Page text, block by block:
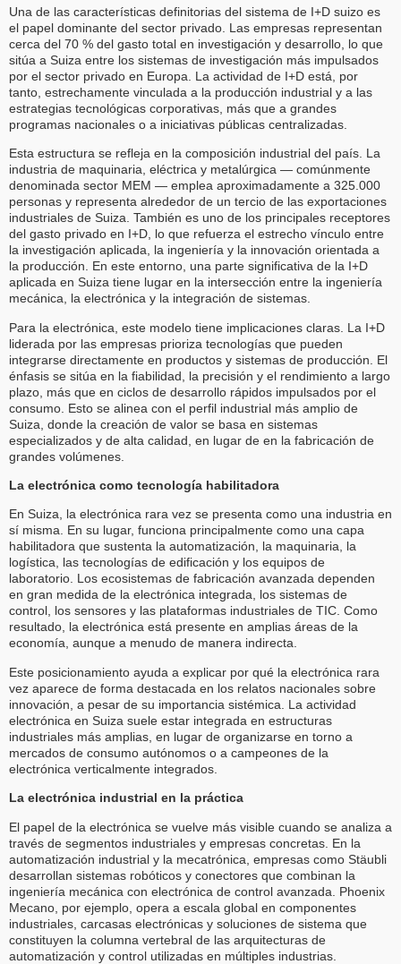
Una de las características definitorias del sistema de I+D suizo es
el papel dominante del sector privado. Las empresas representan
cerca del 70 % del gasto total en investigación y desarrollo, lo que
sitúa a Suiza entre los sistemas de investigación más impulsados
por el sector privado en Europa. La actividad de I+D está, por
tanto, estrechamente vinculada a la producción industrial y a las
estrategias tecnológicas corporativas, más que a grandes
programas nacionales o a iniciativas públicas centralizadas.
Esta estructura se refleja en la composición industrial del país. La
industria de maquinaria, eléctrica y metalúrgica — comúnmente
denominada sector MEM — emplea aproximadamente a 325.000
personas y representa alrededor de un tercio de las exportaciones
industriales de Suiza. También es uno de los principales receptores
del gasto privado en I+D, lo que refuerza el estrecho vínculo entre
la investigación aplicada, la ingeniería y la innovación orientada a
la producción. En este entorno, una parte significativa de la I+D
aplicada en Suiza tiene lugar en la intersección entre la ingeniería
mecánica, la electrónica y la integración de sistemas.
Para la electrónica, este modelo tiene implicaciones claras. La I+D
liderada por las empresas prioriza tecnologías que pueden
integrarse directamente en productos y sistemas de producción. El
énfasis se sitúa en la fiabilidad, la precisión y el rendimiento a largo
plazo, más que en ciclos de desarrollo rápidos impulsados por el
consumo. Esto se alinea con el perfil industrial más amplio de
Suiza, donde la creación de valor se basa en sistemas
especializados y de alta calidad, en lugar de en la fabricación de
grandes volúmenes.
La electrónica como tecnología habilitadora
En Suiza, la electrónica rara vez se presenta como una industria en
sí misma. En su lugar, funciona principalmente como una capa
habilitadora que sustenta la automatización, la maquinaria, la
logística, las tecnologías de edificación y los equipos de
laboratorio. Los ecosistemas de fabricación avanzada dependen
en gran medida de la electrónica integrada, los sistemas de
control, los sensores y las plataformas industriales de TIC. Como
resultado, la electrónica está presente en amplias áreas de la
economía, aunque a menudo de manera indirecta.
Este posicionamiento ayuda a explicar por qué la electrónica rara
vez aparece de forma destacada en los relatos nacionales sobre
innovación, a pesar de su importancia sistémica. La actividad
electrónica en Suiza suele estar integrada en estructuras
industriales más amplias, en lugar de organizarse en torno a
mercados de consumo autónomos o a campeones de la
electrónica verticalmente integrados.
La electrónica industrial en la práctica
El papel de la electrónica se vuelve más visible cuando se analiza a
través de segmentos industriales y empresas concretas. En la
automatización industrial y la mecatrónica, empresas como Stäubli
desarrollan sistemas robóticos y conectores que combinan la
ingeniería mecánica con electrónica de control avanzada. Phoenix
Mecano, por ejemplo, opera a escala global en componentes
industriales, carcasas electrónicas y soluciones de sistema que
constituyen la columna vertebral de las arquitecturas de
automatización y control utilizadas en múltiples industrias.